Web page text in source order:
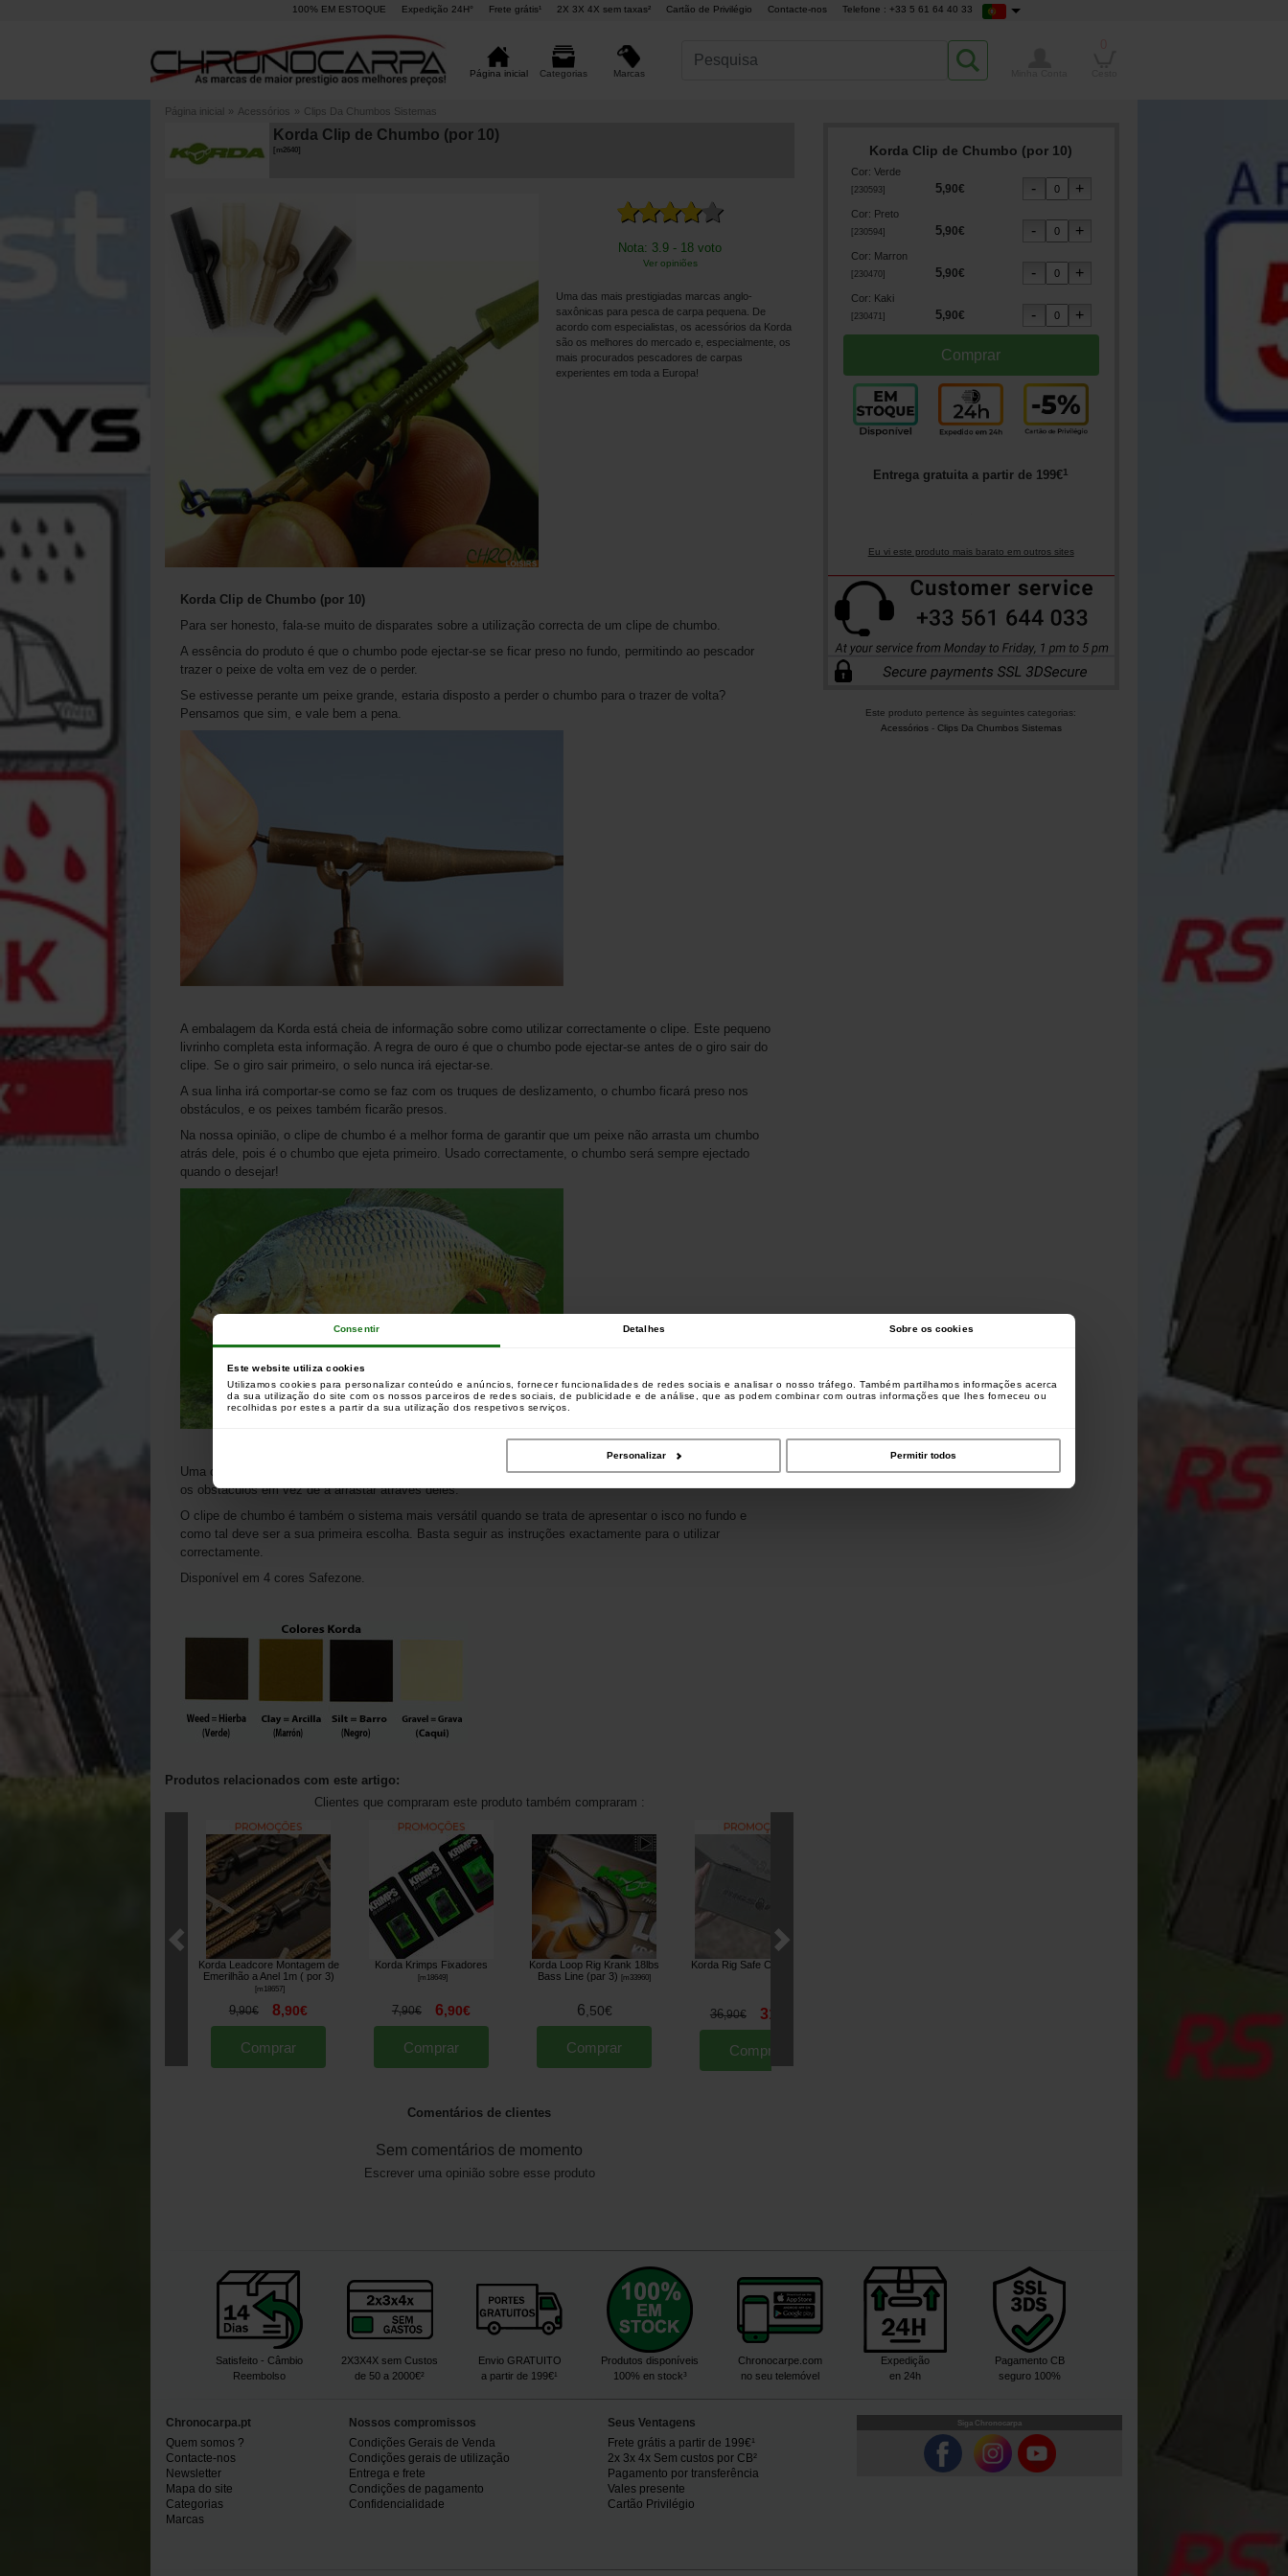
Consentir Detalhes Sobre os cookies
Este website utiliza cookies
Utilizamos cookies para personalizar conteúdo e anúncios, fornecer funcionalidades de redes sociais e analisar o nosso tráfego. Também partilhamos informações acerca
da sua utilização do site com os nossos parceiros de redes sociais, de publicidade e de análise, que as podem combinar com outras informações que lhes forneceu ou
recolhidas por estes a partir da sua utilização dos respetivos serviços.
Personalizar Permitir todos
100% EM ESTOQUE Expedição 24H° Frete grátis¹ 2X 3X 4X sem taxas² Cartão de Privilégio Contacte-nos Telefone : +33 5 61 64 40 33
Página inicial Categorias Marcas
Página inicial » Acessórios » Clips Da Chumbos Sistemas
Korda Clip de Chumbo (por 10)
m2640]
Nota: 3.9 - 18 voto
Ver opiniões
Uma das mais prestigiadas marcas anglo-
saxônicas para pesca de carpa pequena. De
acordo com especialistas, os acessórios da Korda
são os melhores do mercado e, especialmente, os
mais procurados pescadores de carpas
experientes em toda a Europa!
Korda Clip de Chumbo (por 10)
Cor: Verde
230593 ] 5,90€
Cor: Preto
230594] 5,90€
Cor: Marron
230470] 5,90€
Cor: Kaki
230471 ] 5,90€
Entrega gratuita a partir de 199€1
Eu vi este produto mais barato em outros sites
Este produto pertence às seguintes categorias:
Acessórios- Clips Da Chumbos Sistemas
Korda Clip de Chumbo (por 10)
Para ser honesto, fala-se muito de disparates sobre a utilização correcta de um clipe de chumbo.
A essência do produto é que o chumbo pode ejectar-se se ficar preso no fundo, permitindo ao pescador
trazer o peixe de volta em vez de o perder.
Se estivesse perante um peixe grande, estaria disposto a perder o chumbo para o trazer de volta?
Pensamos que sim, e vale bem a pena.
A embalagem da Korda está cheia de informação sobre como utilizar correctamente o clipe. Este pequeno
livrinho completa esta informação. A regra de ouro é que o chumbo pode ejectar-se antes de o giro sair do
clipe. Se o giro sair primeiro, o selo nunca irá ejectar-se.
A sua linha irá comportar-se como se faz com os truques de deslizamento, o chumbo ficará preso nos
obstáculos, e os peixes também ficarão presos.
Na nossa opinião, o clipe de chumbo é a melhor forma de garantir que um peixe não arrasta um chumbo
atrás dele, pois é o chumbo que ejeta primeiro. Usado correctamente, o chumbo será sempre ejectado
quando o desejar!
Uma coisa é certa, quando o chumbo é ejectado, a carpa sobe à superfície, o que lhe permitirá lutar contra
os obstáculos em vez de a arrastar através deles.
O clipe de chumbo é também o sistema mais versátil quando se trata de apresentar o isco no fundo e
como tal deve ser a sua primeira escolha. Basta seguir as instruções exactamente para o utilizar
correctamente.
Disponível em 4 cores Safezone.
Produtos relacionados com este artigo:
Clientes que compraram este produto também compraram :
Korda Leadcore Montagem de
Emerilhão a Anel 1m ( por 3)
[m18657]
9,90€ 8,90€
Comprar
Korda Krimps Fixadores
[m18649]
7,90€ 6,90€
Comprar
Korda Loop Rig Krank 18lbs
Bass Line (par 3)
[m33960]
6,50€
Comprar
Korda Rig Safe Combi
36,90€ 31
Comprar
Comentários de clientes
Sem comentários de momento
Escrever uma opinião sobre esse produto
Satisfeito - Câmbio
Reembolso
2X3X4X sem Custos
de 50 a 2000€²
Envio GRATUITO
a partir de 199€¹
Produtos disponíveis
100% en stock³
Chronocarpe.com
no seu telemóvel
Expedição
en 24h
Pagamento CB
seguro 100%
Chronocarpa.pt
Quem somos ?
Contacte-nos
Newsletter
Mapa do site
Categorias
Marcas
Nossos compromissos
Condições Gerais de Venda
Condições gerais de utilização
Entrega e frete
Condições de pagamento
Confidencialidade
Seus Ventagens
Frete grátis a partir de 199€¹
2x 3x 4x Sem custos por CB²
Pagamento por transferência
Vales presente
Cartão Privilégio
Siga Chronocarpa